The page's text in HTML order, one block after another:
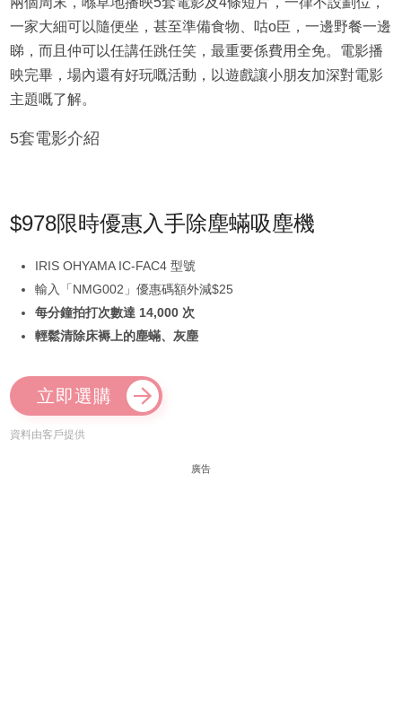
一家大細可以隨便坐，甚至準備食物、咕o臣，一邊野餐一邊
睇，而且仲可以任講任跳任笑，最重要係費用全免。電影播
映完畢，場內還有好玩嘅活動，以遊戲讓小朋友加深對電影
主題嘅了解。
5套電影介紹
$978限時優惠入手除塵蟎吸塵機
IRIS OHYAMA IC-FAC4 型號
輸入「NMG002」優惠碼額外減$25
每分鐘拍打次數達 14,000 次
輕鬆清除床褥上的塵蟎、灰塵
立即選購
資料由客戶提供
廣告